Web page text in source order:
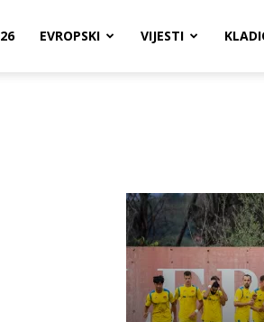
EVROPSKI VIJESTI